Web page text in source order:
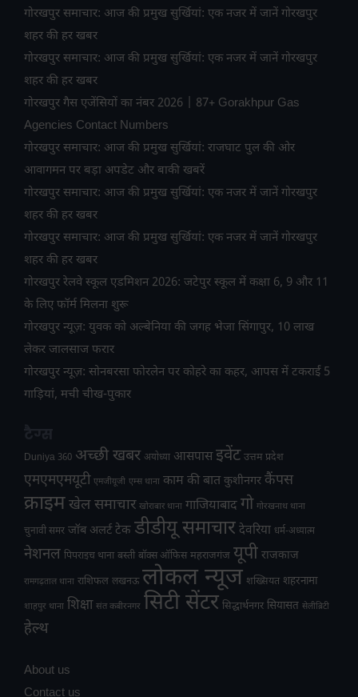
गोरखपुर समाचार: आज की प्रमुख सुर्खियां: एक नजर में जानें गोरखपुर
शहर की हर खबर
गोरखपुर समाचार: आज की प्रमुख सुर्खियां: एक नजर में जानें गोरखपुर
शहर की हर खबर
गोरखपुर गैस एजेंसियों का नंबर 2026 | 87+ Gorakhpur Gas
Agencies Contact Numbers
गोरखपुर समाचार: आज की प्रमुख सुर्खियां: राजघाट पुल की ओर
आवागमन पर बड़ा अपडेट और बाकी खबरें
गोरखपुर समाचार: आज की प्रमुख सुर्खियां: एक नजर में जानें गोरखपुर
शहर की हर खबर
गोरखपुर समाचार: आज की प्रमुख सुर्खियां: एक नजर में जानें गोरखपुर
शहर की हर खबर
गोरखपुर रेलवे स्कूल एडमिशन 2026: जटेपुर स्कूल में कक्षा 6, 9 और 11
के लिए फॉर्म मिलना शुरू
गोरखपुर न्यूज़: युवक को अल्बेनिया की जगह भेजा सिंगापुर, 10 लाख
लेकर जालसाज फरार
गोरखपुर न्यूज़: सोनबरसा फोरलेन पर कोहरे का कहर, आपस में टकराईं 5
गाड़ियां, मची चीख-पुकार
Duniya 360 अच्छी खबर अयोध्या आसपास इवेंट उत्तम प्रदेश
एमएमएमयूटी एमजीयूजी एम्स थाना काम की बात कुशीनगर कैंपस
क्राइमखेल समाचार खोराबार थाना गाजियाबादगो गोरखनाथ थाना
चुनावी समर जॉब अलर्ट टेक डीडीयू समाचार देवरिया धर्म-अध्यात्म
नेशनल पिपराइच थाना बस्ती बॉक्स ऑफिस महराजगंज यूपी राजकाज
रामगढ़ताल थाना राशिफल लखनऊ लोकल न्यूज शख्सियत शहरनामा
शाहपुर थाना शिक्षा संत कबीरनगर सिटी सेंटर सिद्धार्थनगर सियासत सेलीब्रिटी
हेल्थ
About us
Contact us